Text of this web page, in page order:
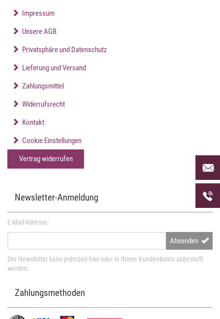
Per
uns
uns
Impressum
Unsere AGB
Privatsphäre und Datenschutz
Lieferung und Versand
Zahlungsmittel
Widerrufsrecht
Kontakt
Cookie Einstellungen
Vertrag widerrufen
Newsletter-Anmeldung
E-Mail-Adresse:
Absenden
Der Newsletter kann jederzeit hier oder in Ihrem Kundenkonto abbestellt
werden.
Zahlungsmethoden